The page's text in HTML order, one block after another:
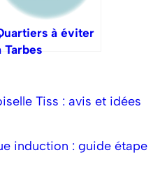
à éviter
Tarbes
Tiss : avis et idées
induction : guide étape